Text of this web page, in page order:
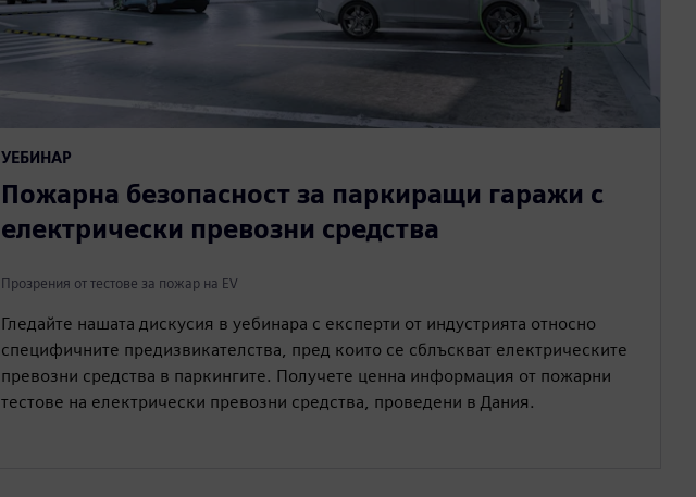
УЕБИНАР
Пожарна безопасност за паркиращи гаражи с
електрически превозни средства
Прозрения от тестове за пожар на EV
Гледайте нашата дискусия в уебинара с експерти от индустрията относно
специфичните предизвикателства, пред които се сблъскват електрическите
превозни средства в паркингите. Получете ценна информация от пожарни
тестове на електрически превозни средства, проведени в Дания.